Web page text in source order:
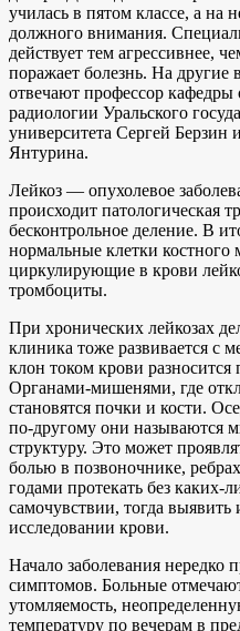
училась в пятом классе, а на
должного внимания.
действует тем агрессивнее,
поражает болезнь. На
отвечают профессор
радиологии Уральского
университета Сергей
Янтурина.
Лейкоз — опухолевое
происходит патологическая
бесконтрольное деление. В
нормальные клетки костного
циркулирующие в крови
тромбоциты.
При хронических лейкозах
клиника тоже развивается с
клон током крови
Органами-мишенями, где
становятся почки и кости.
по-другому они называются
структуру. Это может
болью в позвоночнике,
годами протекать без каких-
самочувствии, тогда
исследовании крови.
Начало заболевания нередко
симптомов. Больные
утомляемость,
температуру по вечерам в